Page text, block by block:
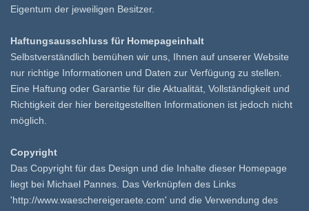
Eigentum der jeweiligen Besitzer.
Haftungsausschluss für Homepageinhalt
Selbstverständlich bemühen wir uns, Ihnen auf unserer Website
nur richtige Informationen und Daten zur Verfügung zu stellen.
Eine Haftung oder Garantie für die Aktualität, Vollständigkeit und
Richtigkeit der hier bereitgestellten Informationen ist jedoch nicht
möglich.
Copyright
Das Copyright für das Design und die Inhalte dieser Homepage
liegt bei Michael Pannes. Das Verknüpfen des Links
'http://www.waeschereigeraete.com' und die Verwendung des